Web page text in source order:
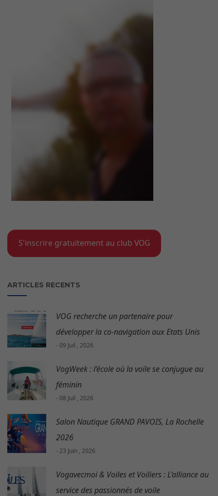
S'inscrire gratuitement au club VOG
ARTICLES RECENTS
VOG recherche un partenaire pour
développer la co-navigation aux Etats Unis
- 09 Juil , 2026
VogWeek : l’école où la voile se conjugue au
féminin
- 08 Juil , 2026
Salon Nautique GRAND PAVOIS, La Rochelle
2026
- 23 Juin , 2026
Vogavecmoi & Voiles et Voiliers : L’alliance au
service des passionnés de voile